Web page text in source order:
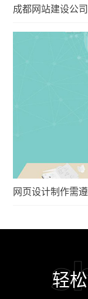
成都网站建设公
网页设计制作需
轻